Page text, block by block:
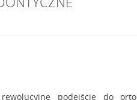
podejście do